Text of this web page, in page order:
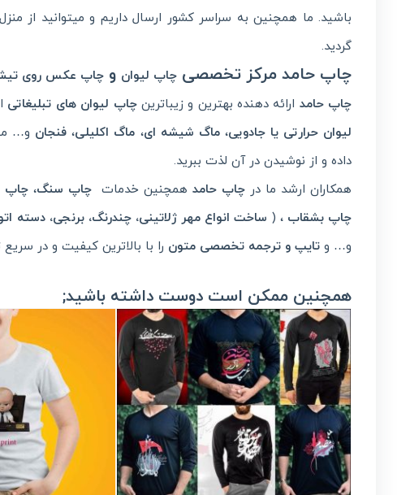
باشید. ما همچنین به سراسر کشور ارسال داریم و میتوانید از
گردید.
چاپ حامد مرکز تخصصی چاپ لیوان و چاپ عکس روی
چاپ حامد ارائه دهنده بهترین و زیباترینچاپ لیوان های تبلیغاتی
لیوان حرارتی یا جادویی،ماگ شیشه ای، ماگ اکلیلی، فنجان و…
داده و از نوشیدن در آن لذت ببرید.
همکاران ارشد ما در چاپ حامد همچنین خدمات چاپ سنگ،چاپ
چاپ بشقاب ، ( ساخت انواع مهر ژلاتینی، چندرنگ، برنجی، دسته
و… و تایپ و ترجمه تخصصی متون را با بالاترین کیفیت و در
همچنین ممکن است دوست داشته باشید;